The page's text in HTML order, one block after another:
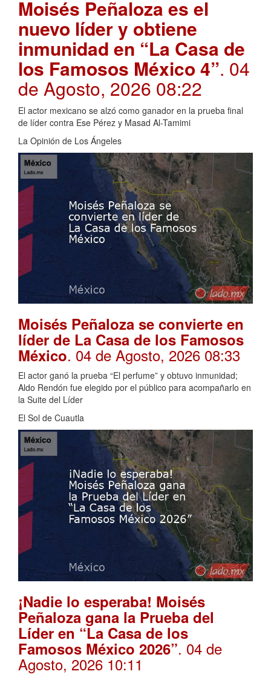
Moisés Peñaloza es el
nuevo líder y obtiene
inmunidad en “La Casa de
los Famosos México 4”. 04
de Agosto, 2026 08:22
El actor mexicano se alzó como ganador en la prueba final
de líder contra Ese Pérez y Masad Al-Tamimi
La Opinión de Los Ángeles
Moisés Peñaloza se convierte en
líder de La Casa de los Famosos
México. 04 de Agosto, 2026 08:33
El actor ganó la prueba “El perfume” y obtuvo inmunidad;
Aldo Rendón fue elegido por el público para acompañarlo en
la Suite del Líder
El Sol de Cuautla
¡Nadie lo esperaba! Moisés
Peñaloza gana la Prueba del
Líder en “La Casa de los
Famosos México 2026”. 04 de
Agosto, 2026 10:11